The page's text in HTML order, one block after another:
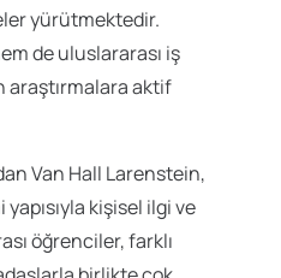
yürütmektedir.
de uluslararası iş
aktif
Van Hall Larenstein,
kişisel ilgi ve
öğrenciler, farklı